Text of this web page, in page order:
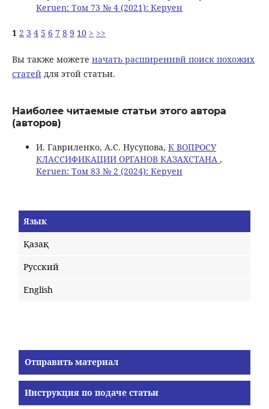
Keruen: Том 73 № 4 (2021): Керуен
1 2 3 4 5 6 7 8 9 10 > >>
Вы также можете начать расширеннвй поиск похожих
статейдля этой статьи.
Наиболее читаемые статьи этого автора
(авторов)
И. Гавриленко, А.С. Нусупова, К ВОПРОСУ
КЛАССИФИКАЦИИ ОРГАНОВ КАЗАХСТАНА ,
Keruen: Том 83 № 2 (2024): Керуен
Язык
Қазақ
Русский
English
Отправить материал
Инструкция по подаче статьи